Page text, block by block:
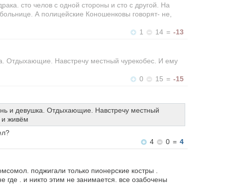
сто челов с одной стороны и сто с другой. На
А полицейские Коношенковы говорят- не,
1
14 = -13
Отдыхающие. Навстречу местный чурекобес. И ему
0
15 = -15
и девушка. Отдыхающие. Навстречу местный
и живём
4
0 = 4
поджигали только пионерские костры .
где . и никто этим не занимается. все озабочены